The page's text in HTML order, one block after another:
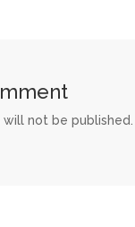
not be published.